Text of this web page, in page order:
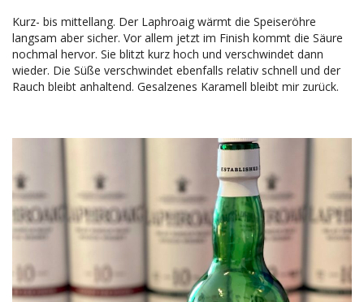
Kurz- bis mittellang. Der Laphroaig wärmt die Speiseröhre
langsam aber sicher. Vor allem jetzt im Finish kommt die Säure
nochmal hervor. Sie blitzt kurz hoch und verschwindet dann
wieder. Die Süße verschwindet ebenfalls relativ schnell und der
Rauch bleibt anhaltend. Gesalzenes Karamell bleibt mir zurück.